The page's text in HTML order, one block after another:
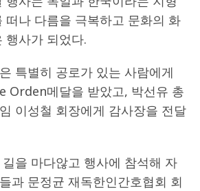
떠나 다름을 극복하고 문화의 화
행사가 되었다.
특별히 공로가 있는 사람에게
Orden메달을 받았고, 박선유 총
이성철 회장에게 감사장을 전달
을 마다않고 행사에 참석해 자
과 문정균 재독한인간호협회 회